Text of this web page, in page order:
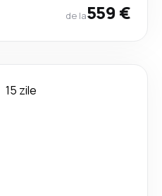
de la559 €
15 zile